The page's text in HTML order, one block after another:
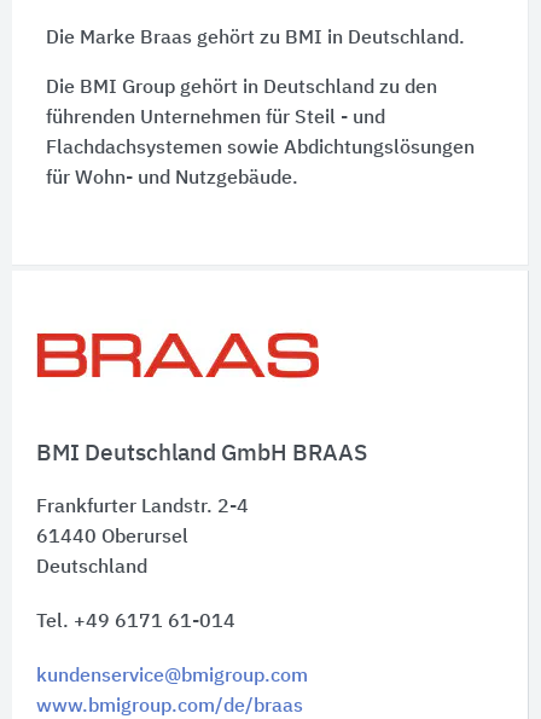
BMI Deutschland GmbH BRAAS
Frankfurter Landstr. 2-4
61440 Oberursel
Deutschland
Tel. +49 6171 61-014
kundenservice@bmigroup.com
www.bmigroup.com/de/braas
Die Marke Braas gehört zu BMI in Deutschland.
Die BMI Group gehört in Deutschland zu den
führenden Unternehmen für Steil - und
Flachdachsystemen sowie Abdichtungslösungen
für Wohn- und Nutzgebäude.
Schnelleinstiege